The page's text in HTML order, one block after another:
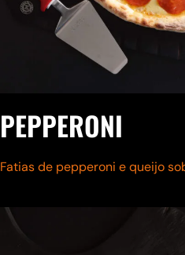
PEPPERONI
Fatias de pepperoni e queijo